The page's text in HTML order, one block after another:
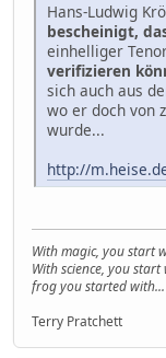
Hans-Ludwig
bescheinigt,
einhelliger
verifizieren
sich auch aus
wo er doch von
wurde...
http://
With magic, you start
With science, you
frog you started with...
Terry Pratchett